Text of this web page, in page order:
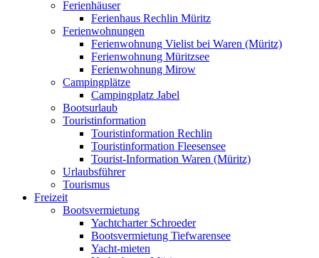
Ferienhäuser
Ferienhaus Rechlin Müritz
Ferienwohnungen
Ferienwohnung Vielist bei Waren (Müritz)
Ferienwohnung Müritzsee
Ferienwohnung Mirow
Campingplätze
Campingplatz Jabel
Bootsurlaub
Touristinformation
Touristinformation Rechlin
Touristinformation Fleesensee
Tourist-Information Waren (Müritz)
Urlaubsführer
Tourismus
Freizeit
Bootsvermietung
Yachtcharter Schroeder
Bootsvermietung Tiefwarensee
Yacht-mieten